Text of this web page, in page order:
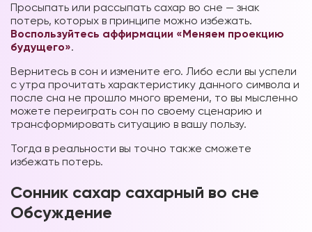
Просыпать или рассыпать сахар во сне — знак
потерь, которых в принципе можно избежать.
Воспользуйтесь аффирмации «Меняем проекцию
будущего».
Вернитесь в сон и измените его. Либо если вы успели
с утра прочитать характеристику данного символа и
после сна не прошло много времени, то вы мысленно
можете переиграть сон по своему сценарию и
трансформировать ситуацию в вашу пользу.
Тогда в реальности вы точно также сможете
избежать потерь.
Сонник сахар сахарный во сне
Обсуждение